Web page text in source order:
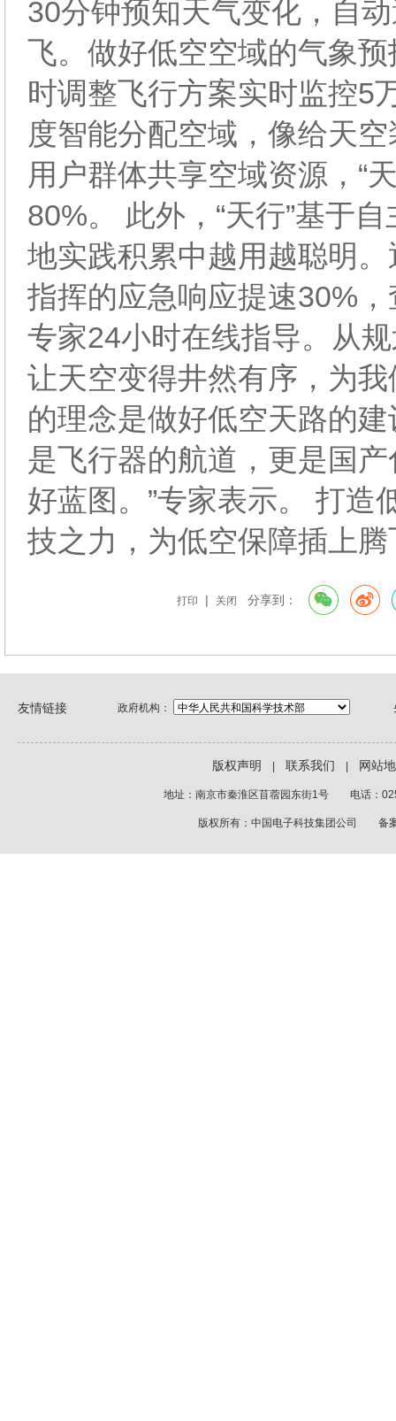
30分钟预知天气变化，自
飞。做好低空空域的气象
时调整飞行方案实时监控5
度智能分配空域，像给天
用户群体共享空域资源，“
80%。 此外，“天行”基于
地实践积累中越用越聪明
指挥的应急响应提速30%
专家24小时在线指导。从
让天空变得井然有序，为
的理念是做好低空天路的
是飞行器的航道，更是国
好蓝图。”专家表示。 打造
技之力，为低空保障插上
打印 | 关闭 分享到：
友情链接 政府机构：
版权声明 |联系我们 网站
地址：南京市秦淮区苜蓿园东街1号 电话：
版权所有：中国电子科技集团公司 备案